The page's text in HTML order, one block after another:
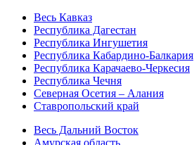
Весь Кавказ
Республика Дагестан
Республика Ингушетия
Республика Кабардино-Балкария
Республика Карачаево-Черкесия
Республика Чечня
Северная Осетия – Алания
Ставропольский край
Весь Дальний Восток
Амурская область